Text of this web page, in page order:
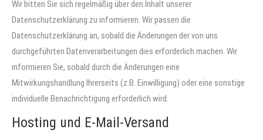
Wir bitten Sie sich regelmäßig über den Inhalt unserer
Datenschutzerklärung zu informieren. Wir passen die
Datenschutzerklärung an, sobald die Änderungen der von uns
durchgeführten Datenverarbeitungen dies erforderlich machen. Wir
informieren Sie, sobald durch die Änderungen eine
Mitwirkungshandlung Ihrerseits (z.B. Einwilligung) oder eine sonstige
individuelle Benachrichtigung erforderlich wird.
Hosting und E-Mail-Versand